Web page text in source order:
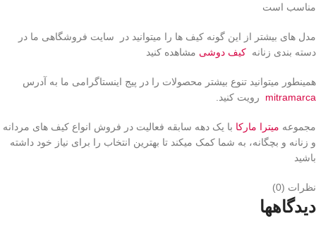
مناسب است
مدل های بیشتر از این گونه کیف ها را میتوانید در سایت فروشگاهی ما در
دسته بندی زنانه کیف دوشی مشاهده کنید
همینطور میتوانید تنوع بیشتر محصولات را در پیج اینستاگرامی ما به آدرس
mitramarca رویت کنید.
مجموعه میترا مارکا با یک دهه سابقه فعالیت در فروش انواع کیف های مردانه
و زنانه و بچگانه، به شما کمک میکند تا بهترین انتخاب را برای نیاز خود داشته
باشید
نظرات (0)
دیدگاهها